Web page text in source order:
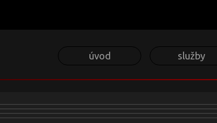
úvod služby